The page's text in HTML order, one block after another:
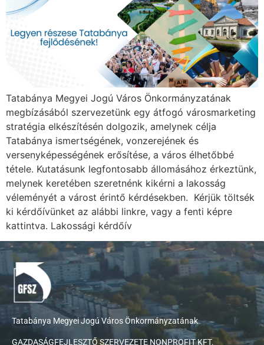
Tatabánya Megyei Jogú Város Önkormányzatának
megbízásából szervezetünk egy átfogó városmarketing
stratégia elkészítésén dolgozik, amelynek célja
Tatabánya ismertségének, vonzerejének és
versenyképességének erősítése, a város élhetőbbé
tétele. Kutatásunk legfontosabb állomásához érkeztünk,
melynek keretében szeretnénk kikérni a lakosság
véleményét a várost érintő kérdésekben. Kérjük töltsék
ki kérdőívünket az alábbi linkre, vagy a fenti képre
kattintva. Lakossági kérdőív
Tatabánya Megyei Jogú Város Önkormányzatának
GAZDASÁGFEJLESZTŐ SZERVEZETE NONPROFIT KFT.